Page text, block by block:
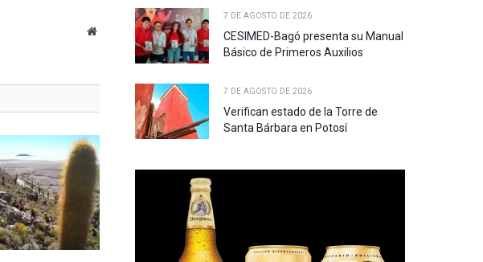
Website
7 DE AGOSTO DE 2026
CESIMED-Bagó presenta su Manual
Básico de Primeros Auxilios
7 DE AGOSTO DE 2026
Verifican estado de la Torre de
Santa Bárbara en Potosí